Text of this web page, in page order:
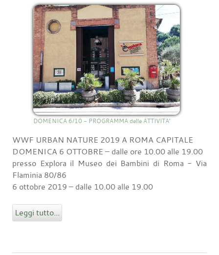
DOMENICA 6/10 - PROGRAMMA delle ATTIVITA'
WWF URBAN NATURE 2019 A ROMA CAPITALE
DOMENICA 6 OTTOBRE – dalle ore 10.00 alle 19.00
presso Explora il Museo dei Bambini di Roma - Via
Flaminia 80/86
6 ottobre 2019 – dalle 10.00 alle 19.00
Leggi tutto...